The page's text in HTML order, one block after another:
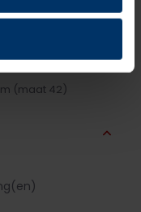
ESD, Metaalvrij
(maat 42)